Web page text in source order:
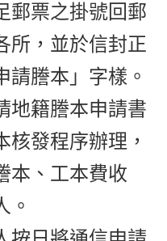
郵票之掛號回郵
所，並於信封正
請謄本」字樣。
地籍謄本申請書
核發程序辦理，
本、工本費收
。